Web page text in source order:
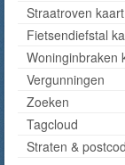
Straatroven kaart
Fietsendiefstal
Woninginbraken
Vergunningen
Zoeken
Tagcloud
Straten &